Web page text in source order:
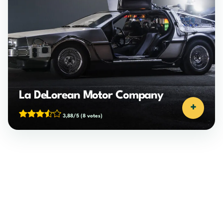
La DeLorean Motor Company
3,88/5 (8 votes)
+